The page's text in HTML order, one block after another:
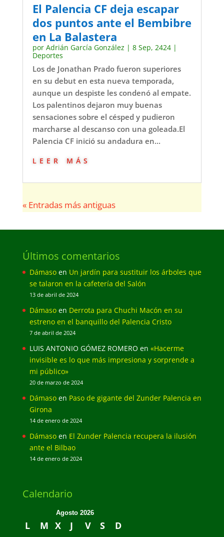
El Palencia CF deja escapar
dos puntos ante el Bembibre
en La Balastera
por Adrián García González | 8 Sep, 2424|
Deportes
Los de Jonathan Prado fueron superiores
en su debut en esta nueva temporada,
aunque un despiste les condenó al empate.
Los palentinos dejaron muy buenas
sensaciones sobre el césped y pudieron
marcharse al descanso con una goleada.El
Palencia CF inició su andadura en...
leer más
« Entradas más antiguas
Últimos comentarios
Dámasoen Un jardín para sustituir los árboles que
se talaron en la cafetería del Salón
13 de abril de 2024
Dámasoen Derrota para Chuchi Macón en su
estreno en el banquillo del Palencia Cristo
7 de abril de 2024
LUIS ANTONIO GÓMEZ ROMERO en «Hacerme
invisible es lo que más impresiona y sorprende a
mi público»
20 de marzo de 2024
Dámasoen Paso de gigante del Zunder Palencia en
Girona
14 de enero de 2024
Dámasoen El Zunder Palencia recupera la ilusión
ante el Bilbao
14 de enero de 2024
Calendario
Agosto 2026
L M X J V S
D